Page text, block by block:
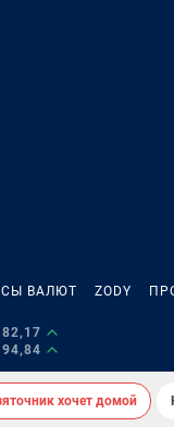
ВАЛЮТ ZODY
82,17
94,84
хочет домой